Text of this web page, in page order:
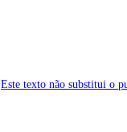
Este texto não substitui o